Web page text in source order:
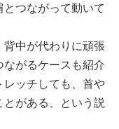
つながって動いて
背中が代わりに頑張
ながるケースも紹介
レッチしても、首や
がある、という説